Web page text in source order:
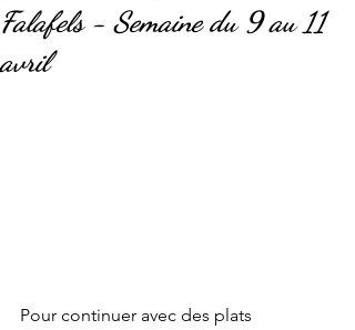
Falafels - Semaine du 9 au 11
avril
Pour continuer avec des plats